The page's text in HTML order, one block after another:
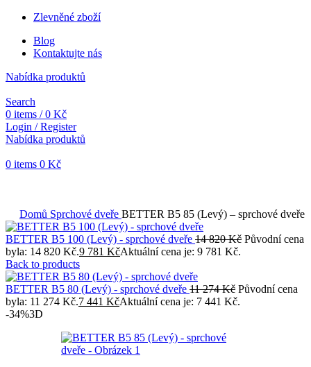
Zlevněné zboží
Blog
Kontaktujte nás
Nabídka produktů
Search
0 items / 0 Kč
Login / Register
Nabídka produktů
0 items 0 Kč
Domů Sprchové dveře BETTER B5 85 (Levý) – sprchové dveře
BETTER B5 100 (Levý) - sprchové dveře 14 820Kč Původní cena
byla: 14 820 Kč.9 781 KčAktuální cena je: 9 781 Kč.
Back to products
BETTER B5 80 (Levý) - sprchové dveře 11 274Kč Původní cena
byla: 11 274 Kč.7 441 KčAktuální cena je: 7 441 Kč.
-34%3D